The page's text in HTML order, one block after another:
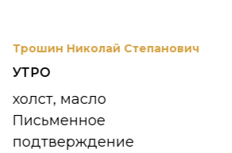
Трошин Николай Степанович
УТРО
холст, масло
Письменное
подтверждение